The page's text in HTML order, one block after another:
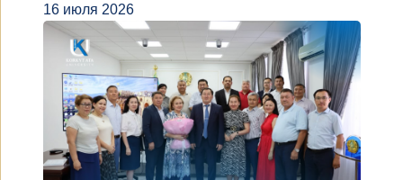
16 июля 2026